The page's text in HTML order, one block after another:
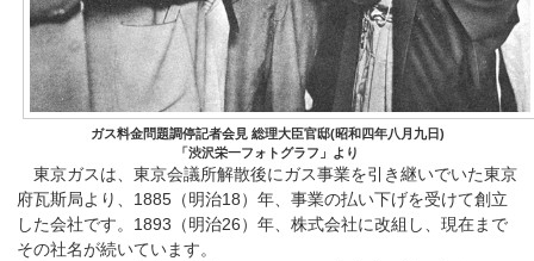
ガス料金問題調停記者会見 総理大臣官邸(昭和四年八月九日)
「渋沢栄一フォトグラフ」より
東京ガスは、東京会議所解散後にガス事業を引き継いでいた東京
府瓦斯局より、1885（明治18）年、事業の払い下げを受けて創立
した会社です。1893（明治26）年、株式会社に改組し、現在まで
その社名が続いています。